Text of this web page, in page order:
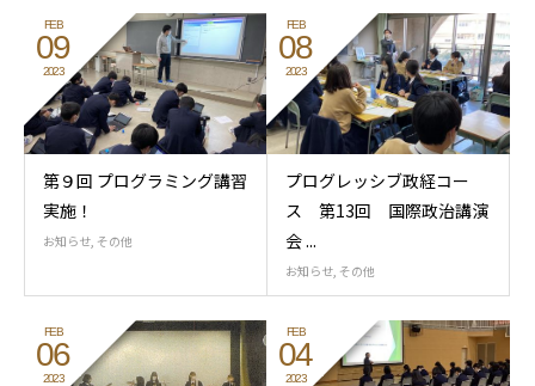
FEB
09
2023
第９回 プログラミング講習
実施！
お知らせ その他
FEB
08
2023
プログレッシブ政経コー
ス 第13回 国際政治講演
会 ...
お知らせ その他
FEB
06
2023
FEB
04
2023